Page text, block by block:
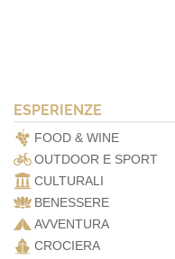
ESPERIENZE
FOOD & WINE
OUTDOOR E SPORT
CULTURALI
BENESSERE
AVVENTURA
CROCIERA